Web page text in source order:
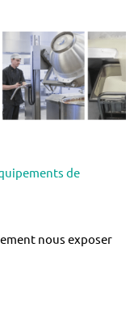
de
nous exposer